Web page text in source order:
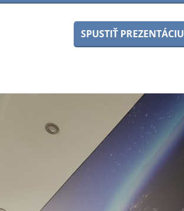
SPUSTIŤ PREZENTÁCIU